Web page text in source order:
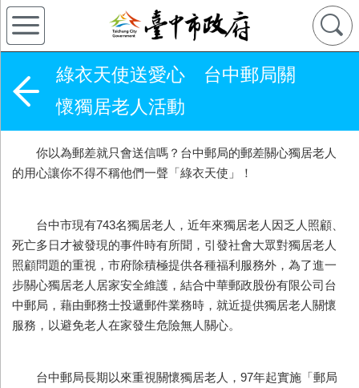
綠衣天使送愛心 台中郵局關
懷獨居老人活動
你以為郵差就只會送信嗎？台中郵局的郵差關心獨居老人
的用心讓你不得不稱他們一聲「綠衣天使」！
台中市現有743名獨居老人，近年來獨居老人因乏人照顧、
死亡多日才被發現的事件時有所聞，引發社會大眾對獨居老人
照顧問題的重視，市府除積極提供各種福利服務外，為了進一
步關心獨居老人居家安全維護，結合中華郵政股份有限公司台
中郵局，藉由郵務士投遞郵件業務時，就近提供獨居老人關懷
服務，以避免老人在家發生危險無人關心。
台中郵局長期以來重視關懷獨居老人，97年起實施「郵局